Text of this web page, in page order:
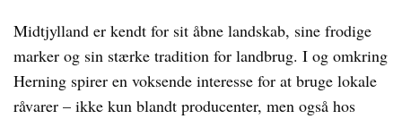
Midtjylland er kendt for sit åbne landskab, sine frodige
marker og sin stærke tradition for landbrug. I og omkring
Herning spirer en voksende interesse for at bruge lokale
råvarer – ikke kun blandt producenter, men også hos